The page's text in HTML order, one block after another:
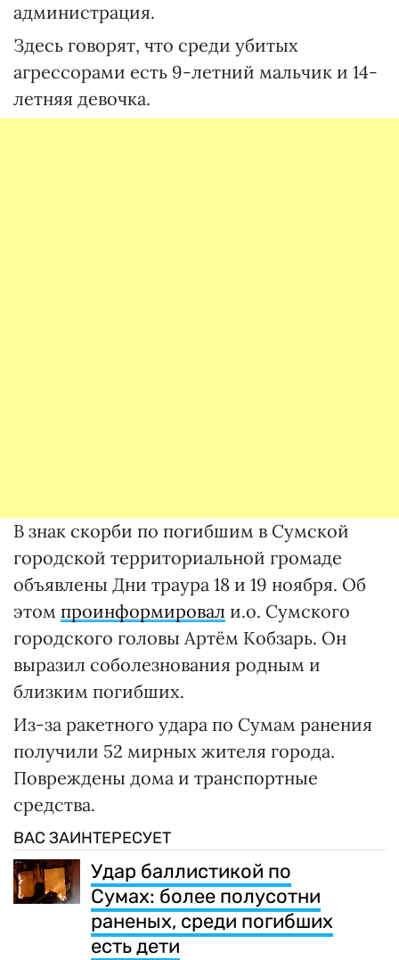
администрация.
Здесь говорят, что среди убитых
агрессорами есть 9-летний мальчик и 14-
летняя девочка.
В знак скорби по погибшим в Сумской
городской территориальной громаде
объявлены Дни траура 18 и 19 ноября. Об
этом проинформировал и.о. Сумского
городского головы Артём Кобзарь. Он
выразил соболезнования родным и
близким погибших.
Из-за ракетного удара по Сумам ранения
получили 52 мирных жителя города.
Повреждены дома и транспортные
средства.
ВАС ЗАИНТЕРЕСУЕТ
Удар баллистикой по
Сумах: более полусотни
раненых, среди погибших
есть дети